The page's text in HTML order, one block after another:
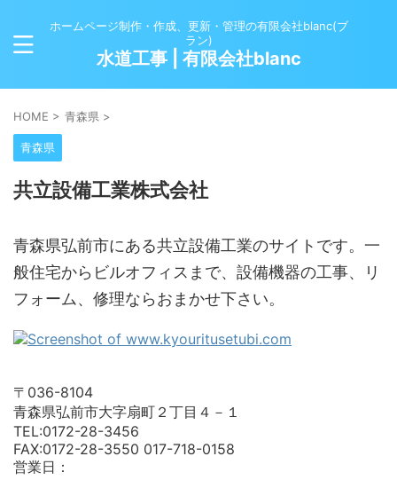
ホームページ制作・作成、更新・管理の有限会社blanc(ブ
ラン)
水道工事 | 有限会社blanc
HOME > 青森県 >
青森県
共立設備工業株式会社
青森県弘前市にある共立設備工業のサイトです。一
般住宅からビルオフィスまで、設備機器の工事、リ
フォーム、修理ならおまかせ下さい。
〒036-8104
青森県弘前市大字扇町２丁目４－１
TEL:0172-28-3456
FAX:0172-28-3550 017-718-0158
営業日：